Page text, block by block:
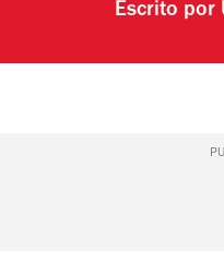
Escrito por